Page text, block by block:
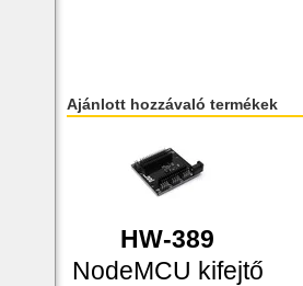
Ajánlott hozzávaló termékek
HW-389
NodeMCU kifejtő